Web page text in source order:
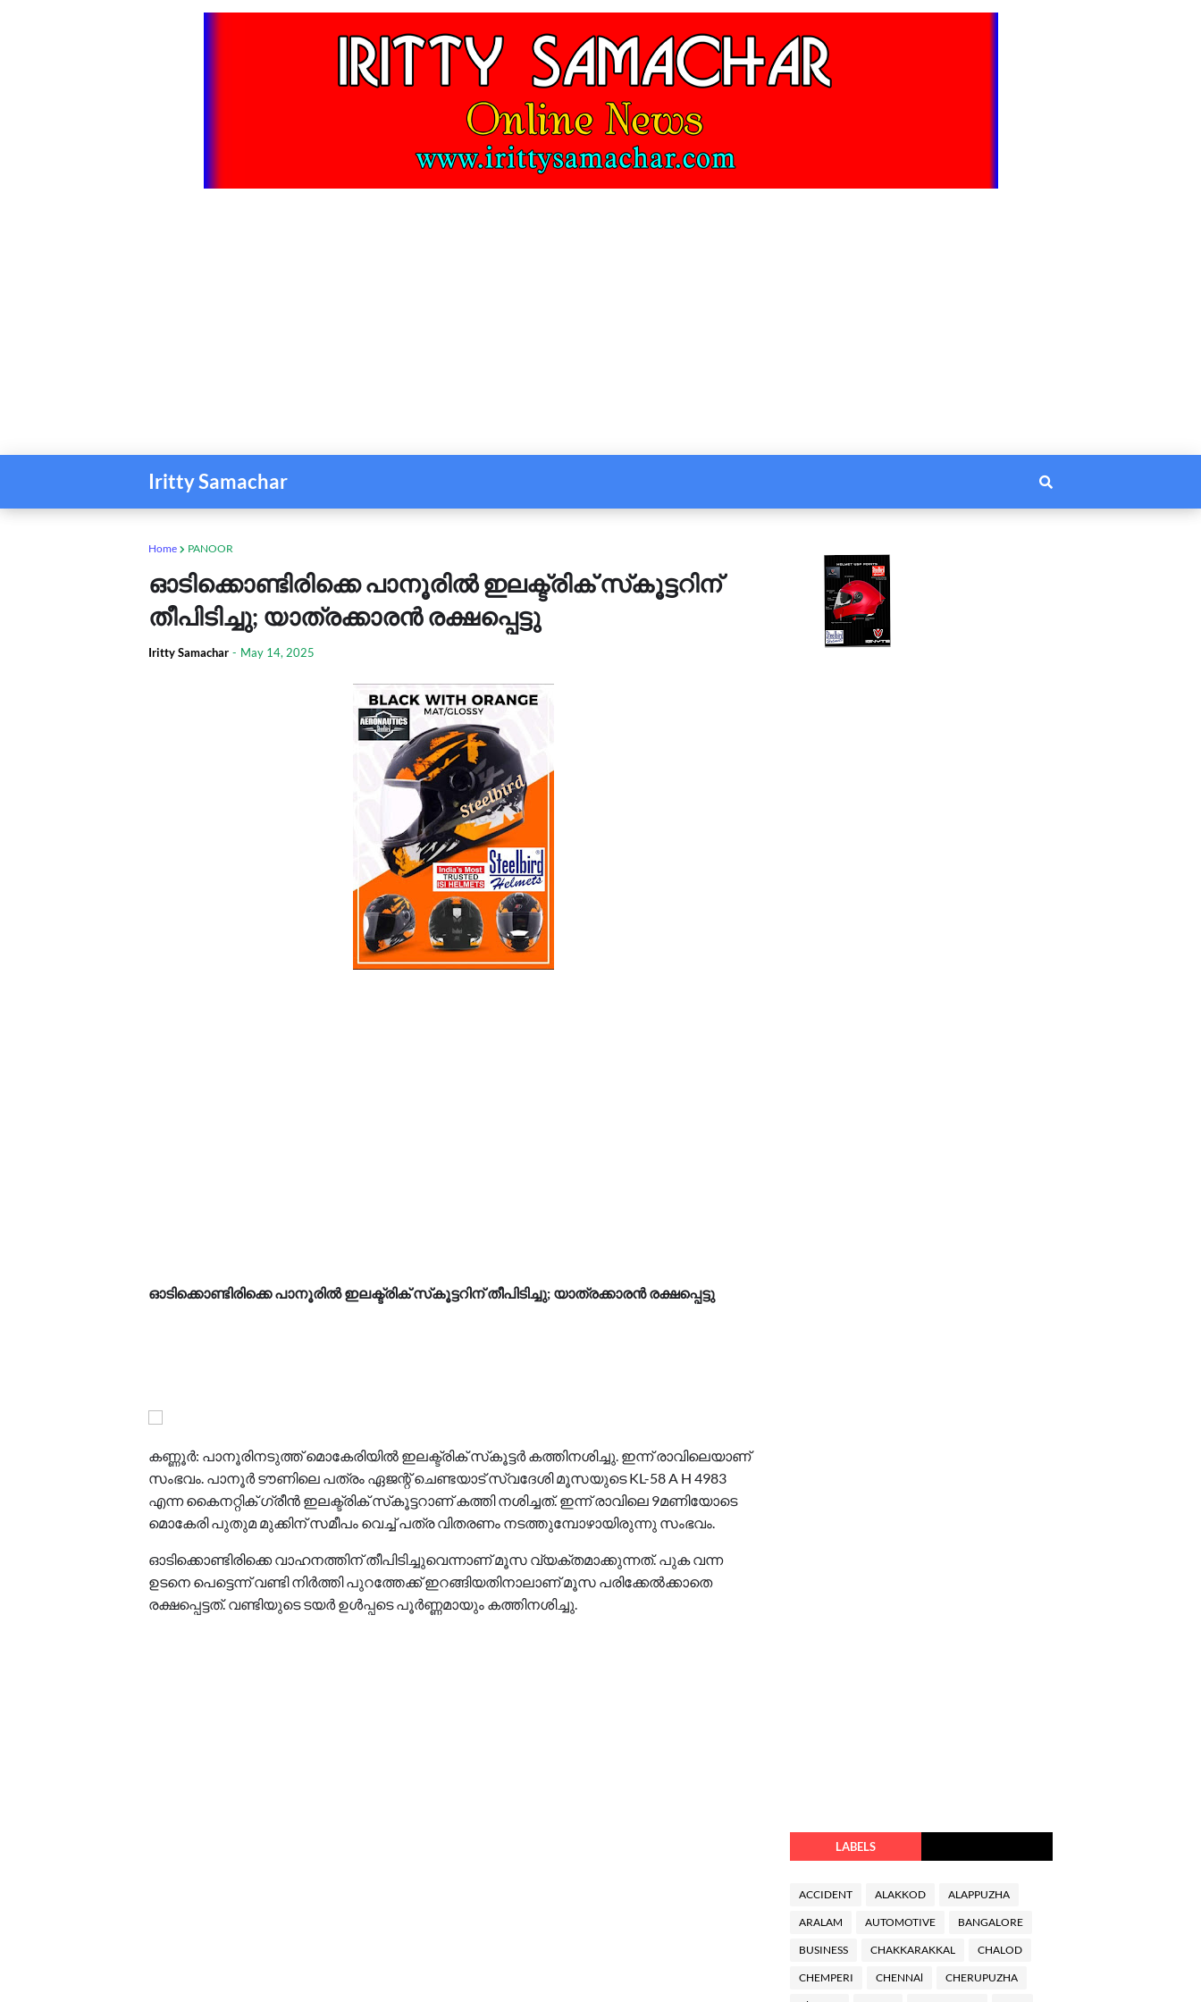
Iritty Samachar
Home PANOOR
ഓടിക്കൊണ്ടിരിക്കെ പാനൂരിൽ ഇലക്ട്രിക് സ്‌കൂട്ടറിന്
തീപിടിച്ചു; യാത്രക്കാരന്‍ രക്ഷപ്പെട്ടു
Iritty Samachar - May 14, 2025
ഓടിക്കൊണ്ടിരിക്കെ പാനൂരിൽ ഇലക്ട്രിക് സ്‌കൂട്ടറിന് തീപിടിച്ചു; യാത്രക്കാരന്‍ രക്ഷപ്പെട്ടു
കണ്ണൂര്‍: പാനൂരിനടുത്ത് മൊകേരിയില്‍ ഇലക്ട്രിക് സ്‌കൂട്ടര്‍ കത്തിനശിച്ചു. ഇന്ന് രാവിലെയാണ്
സംഭവം. പാനൂര്‍ ടൗണിലെ പത്രം ഏജന്റ് ചെണ്ടയാട് സ്വദേശി മൂസയുടെ KL-58 A H 4983
എന്ന കൈനറ്റിക് ഗ്രീന്‍ ഇലക്ട്രിക് സ്‌കൂട്ടറാണ് കത്തി നശിച്ചത്. ഇന്ന് രാവിലെ 9മണിയോടെ
മൊകേരി പുതുമ മുക്കിന് സമീപം വെച്ച് പത്ര വിതരണം നടത്തുമ്പോഴായിരുന്നു സംഭവം.
ഓടിക്കൊണ്ടിരിക്കെ വാഹനത്തിന് തീപിടിച്ചുവെന്നാണ് മൂസ വ്യക്തമാക്കുന്നത്. പുക വന്ന
ഉടനെ പെട്ടെന്ന് വണ്ടി നിര്‍ത്തി പുറത്തേക്ക് ഇറങ്ങിയതിനാലാണ് മൂസ പരിക്കേല്‍ക്കാതെ
രക്ഷപ്പെട്ടത്. വണ്ടിയുടെ ടയര്‍ ഉള്‍പ്പടെ പൂര്‍ണ്ണമായും കത്തിനശിച്ചു.
LABELS
ACCIDENT ALAKKOD ALAPPUZHA
ARALAM AUTOMOTIVE BANGALORE
BUSINESS CHAKKARAKKAL CHALOD
CHEMPERI CHENNAl CHERUPUZHA